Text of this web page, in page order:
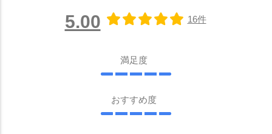
5.00 16件
満足度
おすすめ度